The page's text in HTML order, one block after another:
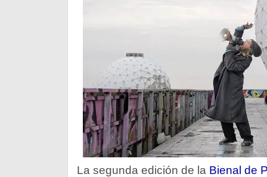
La segunda edición de la Bienal de